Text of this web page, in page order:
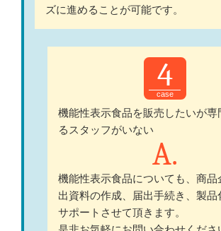
ズに進めることが可能です。
4
機能性表示食品を販売したいが専
るスタッフがいない
機能性表示食品についても、商品
出資料の作成、届出手続き、製品
サポートさせて頂きます。